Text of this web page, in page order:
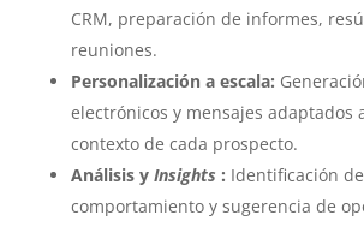
CRM, preparación de informes,
reuniones.
Personalización a escala:
electrónicos y mensajes adaptados
contexto de cada prospecto.
Análisis y Insights : Identificación
comportamiento y sugerencia de